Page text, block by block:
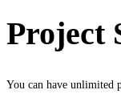
Project
You can have unlimited